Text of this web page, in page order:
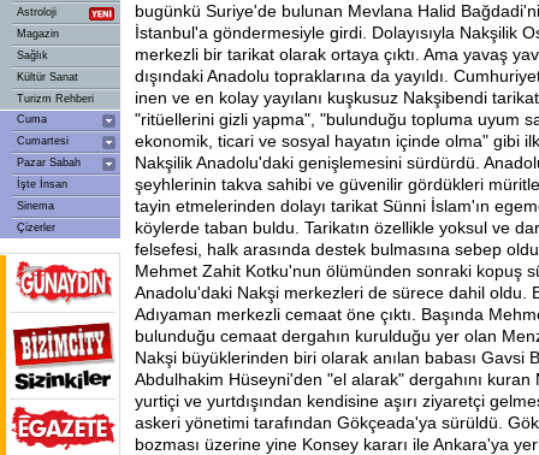
Astroloji
Magazin
Sağlık
Kültür Sanat
Turizm Rehberi
Cuma
Cumartesi
Pazar Sabah
İşte İnsan
Sinema
Çizerler
bugünkü Suriye'de bulunan Mevlana Halid
İstanbul'a göndermesiyle girdi. Dolayısıyla Nakşilik
merkezli bir tarikat olarak ortaya çıktı. Ama yavaş
dışındaki Anadolu topraklarına da yayıldı.
inen ve en kolay yayılanı kuşkusuz Nakşibendi
"ritüellerini gizli yapma", "bulunduğu topluma uyum
ekonomik, ticari ve sosyal hayatın içinde olma" gibi
Nakşilik Anadolu'daki genişlemesini sürdürdü.
şeyhlerinin takva sahibi ve güvenilir gördükleri
tayin etmelerinden dolayı tarikat Sünni İslam'ın
köylerde taban buldu. Tarikatın özellikle yoksul ve
felsefesi, halk arasında destek bulmasına sebep
Mehmet Zahit Kotku'nun ölümünden sonraki kopuş
Anadolu'daki Nakşi merkezleri de sürece dahil oldu.
Adıyaman merkezli cemaat öne çıktı. Başında
bulunduğu cemaat dergahın kurulduğu yer olan
Nakşi büyüklerinden biri olarak anılan babası Gavsi
Abdulhakim Hüseyni'den "el alarak" dergahını
yurtiçi ve yurtdışından kendisine aşırı ziyaretçi
askeri yönetimi tarafından Gökçeada'ya sürüldü.
bozması üzerine yine Konsey kararı ile Ankara'ya